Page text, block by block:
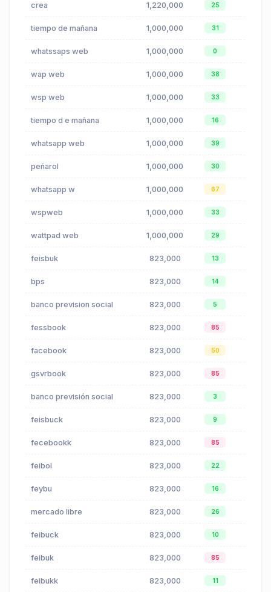
crea 1,220,000 25
tiempo de mañana 1,000,000 31
whatssaps web 1,000,000 0
wap web 1,000,000 38
wsp web 1,000,000 33
tiempo d e mañana 1,000,000 16
whatsapp web 1,000,000 39
peñarol 1,000,000 30
whatsapp w 1,000,000 67
wspweb 1,000,000 33
wattpad web 1,000,000 29
feisbuk 823,000 13
bps 823,000 14
banco prevision social 823,000 5
fessbook 823,000 85
facebook 823,000 50
gsvrbook 823,000 85
banco previsión social 823,000 3
feisbuck 823,000 9
fecebookk 823,000 85
feibol 823,000 22
feybu 823,000 16
mercado libre 823,000 26
feibuck 823,000 10
feibuk 823,000 85
feibukk 823,000 11